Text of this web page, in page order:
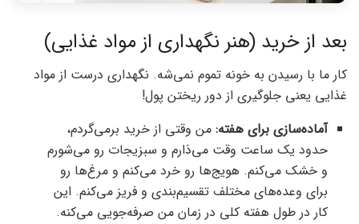
بعد از خرید (هنر نگهداری از مواد غذایی)
کار ما با رسیدن به خونه تموم نمی‌شه. نگهداری درست از مواد
غذایی یعنی جلوگیری از دور ریختن پول!
آماده‌سازی برای هفته: من وقتی از خرید برمی‌گردم،
حدود یک ساعت وقت می‌ذارم و سبزیجات رو می‌شورم
و خشک می‌کنم. هویج‌ها رو خرد می‌کنم و مرغ‌ها رو
برای وعده‌های مختلف تقسیم‌بندی و فریز می‌کنم. این
کار در طول هفته کلی در زمان من صرفه‌جویی می‌کنه.